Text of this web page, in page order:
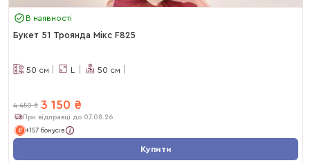
В наявності
Букет 51 Троянда Мікс F825
50 см L 50 см
4 450 ₴ 3 150 ₴
При відправці до 07.08.26
+157 бонусів
Купити